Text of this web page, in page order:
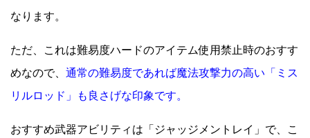
なります。
ただ、これは難易度ハードのアイテム使用禁止時のおすす
めなので、 通常の難易度であれば魔法攻撃力の高い「ミス
リルロッド」も良さげな印象です。
おすすめ武器アビリティは「ジャッジメントレイ」で、こ